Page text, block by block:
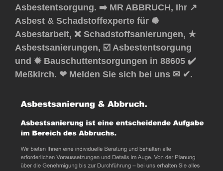
Asbestentsorgung. ➡️ MR ABBRUCH, Ihr ↗️
Asbest & Schadstoffexperte für ✺
Asbestarbeit, ❌ Schadstoffsanierungen, ★
Asbestsanierungen, ☑️ Asbestentsorgung
und ✹ Bauschuttentsorgungen in 88605 ✔️
Meßkirch. ❤ Melden Sie sich bei uns ✉ ✔.